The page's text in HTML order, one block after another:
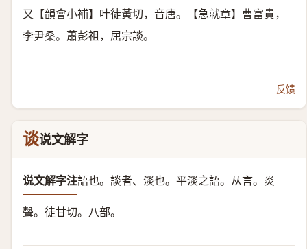
又【韻會小補】叶徒黃切，音唐。【急就章】曹富貴，
李尹桑。蕭彭祖，屈宗談。
反馈
谈说文解字
说文解字注語也。 談者、淡也。平淡之語。 从言。炎
聲。 徒甘切。八部。